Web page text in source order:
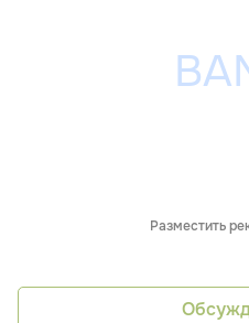
Разместить